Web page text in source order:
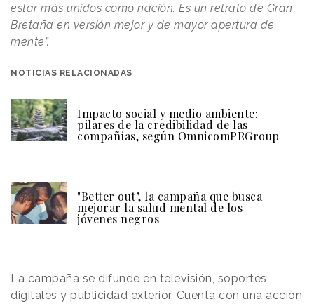
estar más unidos como nación. Es un retrato de Gran
Bretaña en versión mejor y de mayor apertura de
mente”.
NOTICIAS RELACIONADAS
Impacto social y medio ambiente:
pilares de la credibilidad de las
compañías, según OmnicomPRGroup
"Better out", la campaña que busca
mejorar la salud mental de los
jóvenes negros
La campaña se difunde en televisión, soportes
digitales y publicidad exterior. Cuenta con una acción